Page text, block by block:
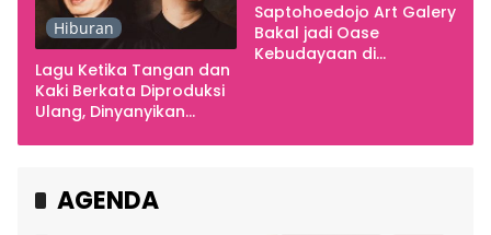
Hiburan
Lagu Ketika Tangan dan
Kaki Berkata Diproduksi
Ulang, Dinyanyikan
Chrisye
Saptohoedojo Art Galery
Bakal jadi Oase
Kebudayaan di
AGENDA